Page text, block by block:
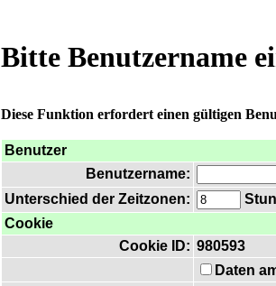
Bitte Benutzername
Diese Funktion erfordert einen gültigen
Benutzer
Benutzername:
Unterschied der Zeitzonen:
Cookie
Cookie ID: 980593
Daten